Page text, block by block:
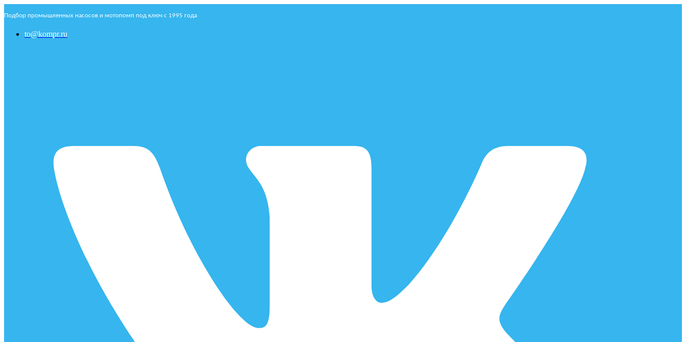
Подбор промышленных насосов и мотопомп под ключ с 1995 года
to@kompr.ru